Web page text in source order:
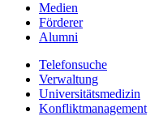
Medien
Förderer
Alumni
Telefonsuche
Verwaltung
Universitätsmedizin
Konfliktmanagement